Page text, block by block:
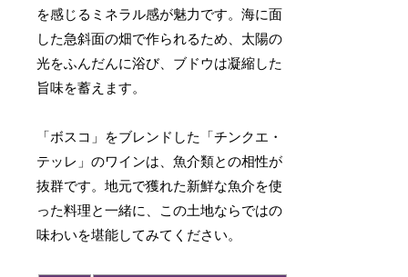
を感じるミネラル感が魅力です。海に面
した急斜面の畑で作られるため、太陽の
光をふんだんに浴び、ブドウは凝縮した
旨味を蓄えます。
「ボスコ」をブレンドした「チンクエ・
テッレ」のワインは、魚介類との相性が
抜群です。地元で獲れた新鮮な魚介を使
った料理と一緒に、この土地ならではの
味わいを堪能してみてください。